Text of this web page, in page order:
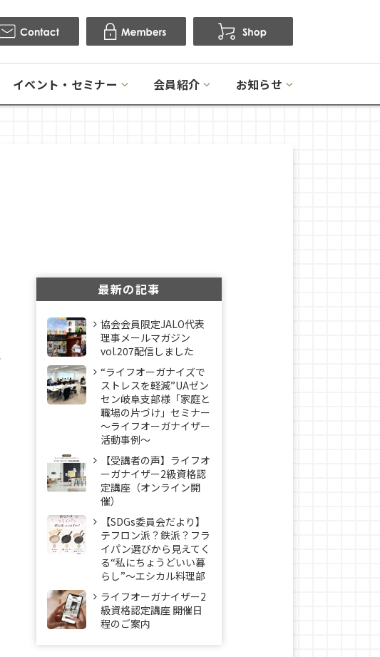
イベント・セミナー 会員紹介 お知らせ
最新の記事
協会会員限定JALO代表
理事メールマガジン
vol.207配信しました
“ライフオーガナイズで
ストレスを軽減”UAゼン
セン岐阜支部様「家庭と
職場の片づけ」セミナー
～ライフオーガナイザー
活動事例〜
【受講者の声】ライフオ
ーガナイザー2級資格認
定講座（オンライン開
催）
【SDGs委員会だより】
テフロン派？鉄派？フラ
イパン選びから見えてく
る“私にちょうどいい暮
らし”～エシカル料理部
ライフオーガナイザー2
級資格認定講座 開催日
程のご案内